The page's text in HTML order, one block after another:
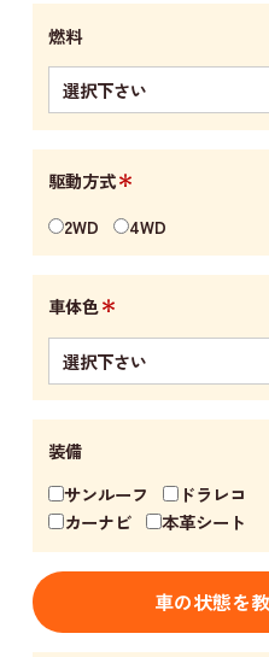
燃料
駆動方式＊
2WD 4WD
車体色＊
装備
サンルーフ
ドラレコ
カーナビ
本革シート
車の状態を